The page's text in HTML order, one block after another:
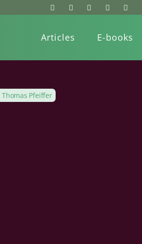
Articles E-books
Thomas Pfeiffer